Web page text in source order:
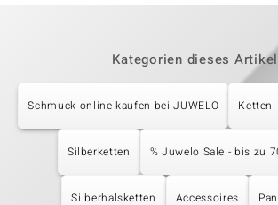
Kategorien dieses
Schmuck online kaufen bei JUWELO Ketten
Silberketten % Juwelo Sale - bis zu
Silberhalsketten Accessoires